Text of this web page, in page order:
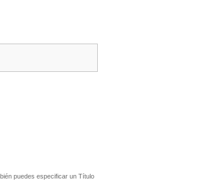
puedes especificar un Título